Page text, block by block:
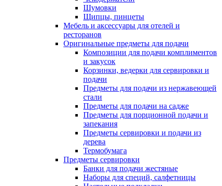
Шумовки
Щипцы, пинцеты
Мебель и аксессуары для отелей и
ресторанов
Оригинальные предметы для подачи
Композиции для подачи комплиментов
и закусок
Корзинки, ведерки для сервировки и
подачи
Предметы для подачи из нержавеющей
стали
Предметы для подачи на садже
Предметы для порционной подачи и
запекания
Предметы сервировки и подачи из
дерева
Термобумага
Предметы сервировки
Банки для подачи жестяные
Наборы для специй, салфетницы